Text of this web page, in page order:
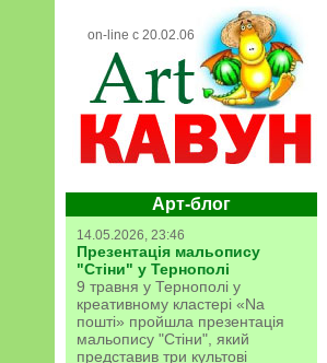
on-line с 20.02.06
Арт-блог
14.05.2026, 23:46
Презентація мальопису
"Стіни" у Тернополі
9 травня у Тернополі у
креативному кластері «Na
пошті» пройшла презентація
мальопису "Стіни", який
представив три культові